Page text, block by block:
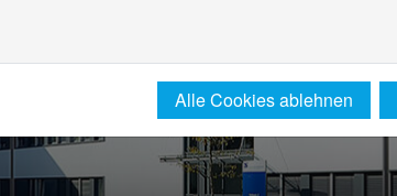
Alle Cookies ablehnen